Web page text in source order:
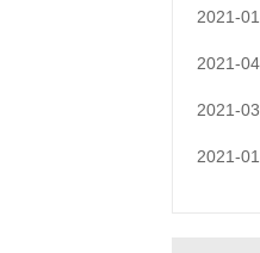
2021-
2021-
2021-
2021-